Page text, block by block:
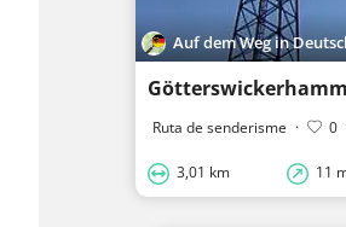
Auf dem Weg in
Ruta de senderisme · 0
3,01 km 11